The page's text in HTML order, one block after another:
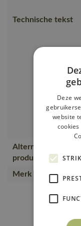
Technische tekst
Alternatieve
producten
Merk
Deze
website